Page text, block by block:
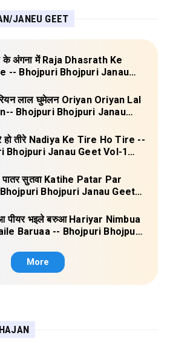
JANEU GEET
के अंगना में Raja Dhasrath Ke
-- Bhojpuri Bhojpuri Janau
लाल घुमेलन Oriyan Oriyan Lal
Bhojpuri Bhojpuri Janau
हो तीरे Nadiya Ke Tire Ho Tire --
Bhojpuri Janau Geet Vol-1
पातर सुतवा Katihe Patar Par
Bhojpuri Janau Geet
पीयर भइले बरुआ Hariyar Nimbua
Baruaa -- Bhojpuri Bhojpuri
More